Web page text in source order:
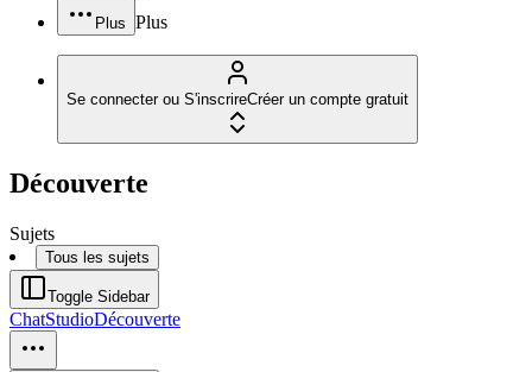
Plus Plus
Se connecter ou S'inscrireCréer un compte gratuit
Découverte
Sujets
Tous les sujets
Toggle Sidebar
ChatStudioDécouverte